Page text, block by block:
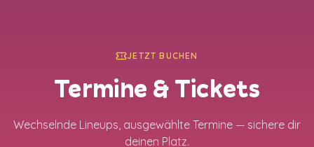
JETZT BUCHEN
Termine & Tickets
Wechselnde Lineups, ausgewählte Termine — sichere dir
deinen Platz.